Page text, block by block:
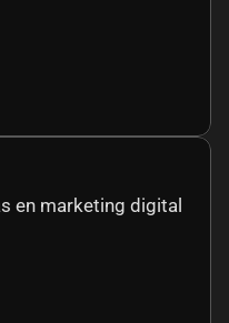
en marketing digital